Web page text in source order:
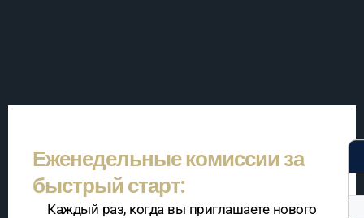
Еженедельные комиссии за
быстрый старт:
Каждый раз, когда вы приглашаете нового